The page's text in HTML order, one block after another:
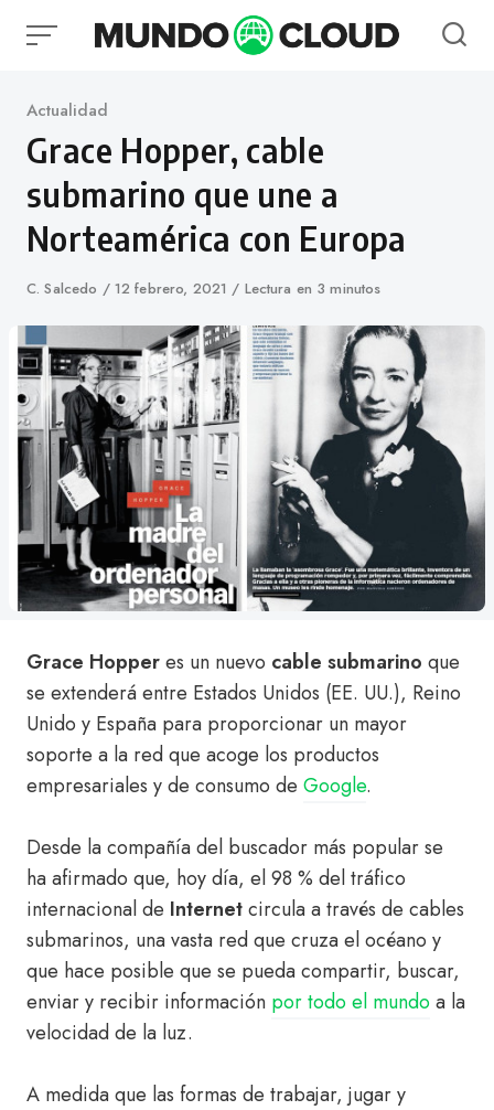
Category
Actualidad
Grace Hopper, cable
submarino que une a
Norteamérica con Europa
Author
C. Salcedo
Published
12 febrero, 2021 Lectura en 3 minutos
Grace Hopperes un nuevo cable submarino que
se extenderá entre Estados Unidos (EE. UU.), Reino
Unido y España para proporcionar un mayor
soporte a la red que acoge los productos
empresariales y de consumo de Google.
Desde la compañía del buscador más popular se
ha afirmado que, hoy día, el 98 % del tráfico
internacional de Internetcircula a través de cables
submarinos, una vasta red que cruza el océano y
que hace posible que se pueda compartir, buscar,
enviar y recibir información por todo el mundoa la
velocidad de la luz.
A medida que las formas de trabajar, jugar y